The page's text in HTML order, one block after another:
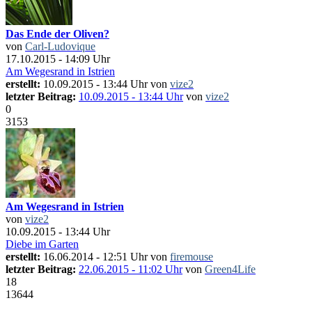
Das Ende der Oliven?
von Carl-Ludovique
17.10.2015 - 14:09 Uhr
Am Wegesrand in Istrien
erstellt: 10.09.2015 - 13:44 Uhr von vize2
letzter Beitrag: 10.09.2015 - 13:44 Uhrvon vize2
0
3153
Am Wegesrand in Istrien
von vize2
10.09.2015 - 13:44 Uhr
Diebe im Garten
erstellt: 16.06.2014 - 12:51 Uhr von firemouse
letzter Beitrag: 22.06.2015 - 11:02 Uhrvon Green4Life
18
13644